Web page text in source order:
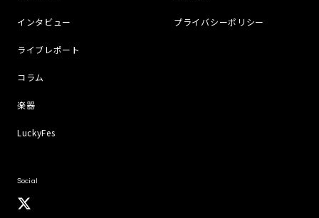
インタビュー
ライブレポート
コラム
楽器
LuckyFes
プライバシーポリシー
Social